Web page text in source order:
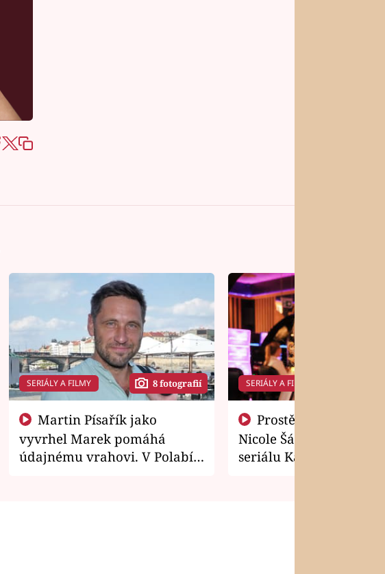
SERIÁLY A FILMY 8 fotografií
vyvrhel Marek pomáhá
údajnému vrahovi. V Polabí
SERIÁLY A FILMY
Nicole Šáchová získala
seriálu Kamarádi